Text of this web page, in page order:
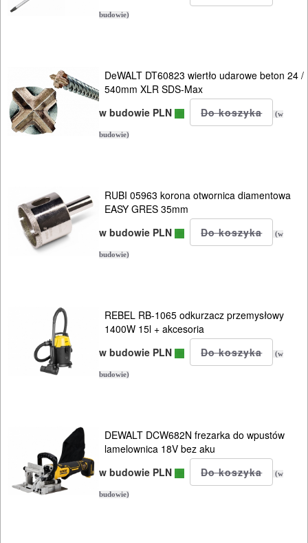
OBRÓBKA
METALU
WARSZTATOWE
NARZĘDZIA
OSPRZĘT
HYDRAULICZNE
INSTALACYJNE,
PALNIKI
PNEUMATYCZNE
AKCESORIA
NARZĘDZIA
SPAWALNICTWO
URZĄDZENIA
budowie)
DeWALT DT60823 wiertło udarowe beton 24 /
540mm XLR SDS-Max
w budowie PLN
(w
budowie)
RUBI 05963 korona otwornica diamentowa
EASY GRES 35mm
w budowie PLN
(w
budowie)
REBEL RB-1065 odkurzacz przemysłowy
1400W 15l + akcesoria
w budowie PLN
(w
budowie)
DEWALT DCW682N frezarka do wpustów
lamelownica 18V bez aku
w budowie PLN
(w
budowie)